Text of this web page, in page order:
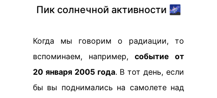
Пик солнечной активности 🌌
Когда мы говорим о радиации, то
вспоминаем, например, событие от
20 января 2005 года. В тот день, если
бы вы поднимались на самолете над